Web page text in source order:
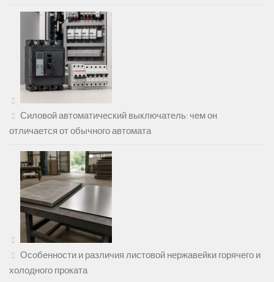
Силовой автоматический выключатель: чем он
отличается от обычного автомата
Особенности и различия листовой нержавейки горячего и
холодного проката